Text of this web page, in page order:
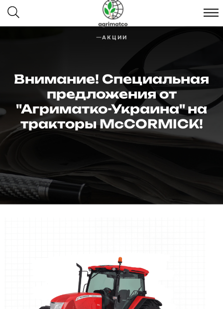
АКЦИИ
Внимание! Специальная
предложения от
"Агриматко-Украина" на
тракторы McCORMICK!